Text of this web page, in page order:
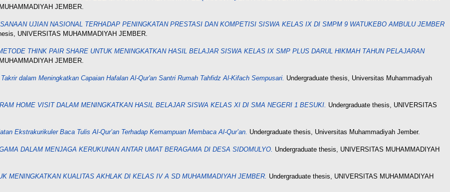
JEMBER.
UJIAN NASIONAL TERHADAP PENINGKATAN PRESTASI DAN KOMPETISI SISWA KELAS IX DI SMPM 9 WATUKEBO AMBULU JEMBER
UNIVERSITAS MUHAMMADIYAH JEMBER.
THINK PAIR SHARE UNTUK MENINGKATKAN HASIL BELAJAR SISWA KELAS IX SMP PLUS DARUL HIKМАН ТAHUN PELAJARAN
JEMBER.
dalam Meningkatkan Capaian Hafalan Al-Qur'an Santri Rumah Tahfidz Al-Kifach Sempusari. Undergraduate thesis, Universitas Muhammadiyah
HOME VISIT DALAM MENINGKATKAN HASIL BELAJAR SISWA KELAS XI DI SMA NEGERI 1 BESUKI. Undergraduate thesis, UNIVERSITAS
Ekstrakurikuler Baca Tulis Al-Qur’an Terhadap Kemampuan Membaca Al-Qur’an. Undergraduate thesis, Universitas Muhammadiyah Jember.
DALAM MENJAGA KERUKUNAN ANTAR UMAT BERAGAMA DI DESA SIDOMULYO. Undergraduate thesis, UNIVERSITAS MUHAMMADIYAH
MENINGKATKAN KUALITAS AKHLAK DI KELAS IV A SD MUHAMMADIYAH JEMBER. Undergraduate thesis, UNIVERSITAS MUHAMMADIYAH